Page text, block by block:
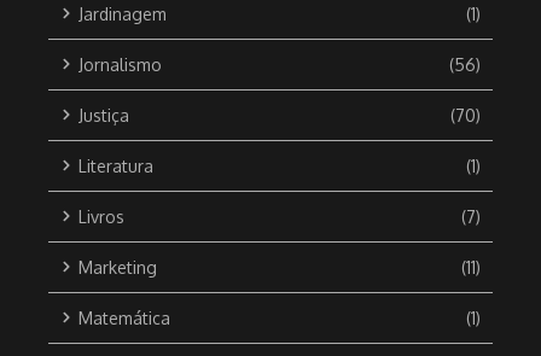
Jardinagem (1)
Jornalismo (56)
Justiça (70)
Literatura (1)
Livros (7)
Marketing (11)
Matemática (1)